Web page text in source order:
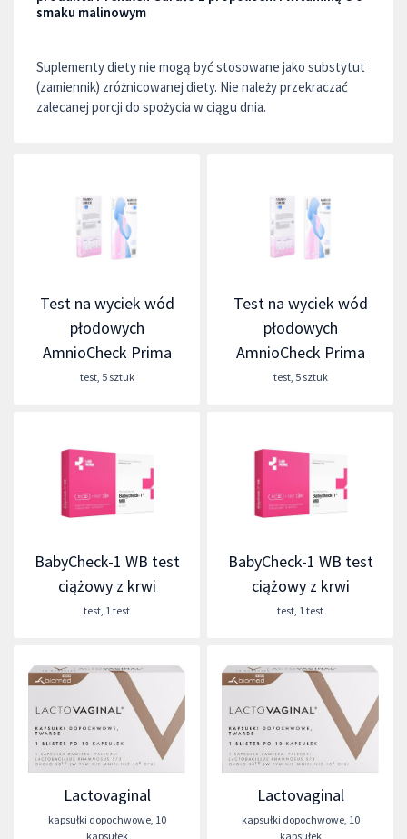
smaku malinowym
Suplementy diety nie mogą być stosowane jako substytut
(zamiennik) zróżnicowanej diety. Nie należy przekraczać
zalecanej porcji do spożycia w ciągu dnia.
Test na wyciek wód
płodowych
AmnioCheck Prima
test, 5 sztuk
Test na wyciek wód
płodowych
AmnioCheck Prima
test, 5 sztuk
BabyCheck-1 WB test
ciążowy z krwi
test, 1 test
BabyCheck-1 WB test
ciążowy z krwi
test, 1 test
Lactovaginal
kapsułki dopochwowe, 10
kapsułek
Lactovaginal
kapsułki dopochwowe, 10
kapsułek